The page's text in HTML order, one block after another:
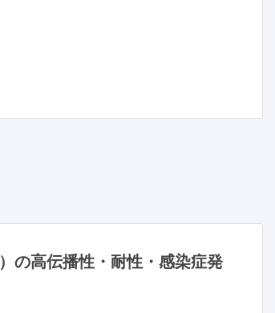
）の高伝播性・耐性・感染症発